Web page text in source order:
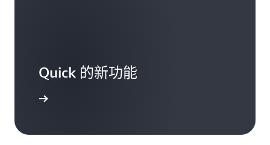
Quick 的新功能